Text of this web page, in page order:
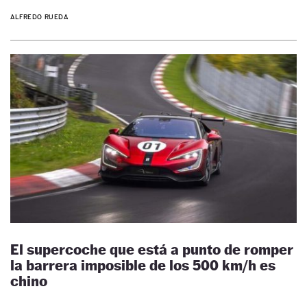
ALFREDO RUEDA
El supercoche que está a punto de romper
la barrera imposible de los 500 km/h es
chino